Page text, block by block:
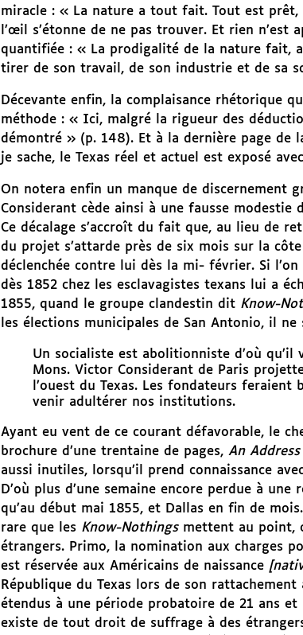
miracle : « La nature a tout fait. Tout est prêt,
l’œil s’étonne de ne pas trouver. Et rien
quantifiée : « La prodigalité de la nature fait,
tirer de son travail, de son industrie et de sa
Décevante enfin, la complaisance rhétorique
méthode : « Ici, malgré la rigueur des
démontré » (p. 148). Et à la dernière page
je sache, le Texas réel et actuel est exposé
On notera enfin un manque de discernement
Considerant cède ainsi à une fausse
Ce décalage s’accroît du fait que, au lieu de
du projet s’attarde près de six mois sur la
déclenchée contre lui dès la mi- février. Si
dès 1852 chez les esclavagistes texans lui a
1855, quand le groupe clandestin dit Know-
les élections municipales de San Antonio, il
Un socialiste est abolitionniste d’où qu’il
Mons. Victor Considerant de Paris
l’ouest du Texas. Les fondateurs
venir adultérer nos institutions.
Ayant eu vent de ce courant défavorable, le
brochure d’une trentaine de pages, An
aussi inutiles, lorsqu’il prend connaissance
D’où plus d’une semaine encore perdue à
qu’au début mai 1855, et Dallas en fin de
rare que les Know-Nothingsmettent au point,
étrangers. Primo, la nomination aux charges
est réservée aux Américains de naissance
République du Texas lors de son
étendus à une période probatoire de 21 ans
existe de tout droit de suffrage à des